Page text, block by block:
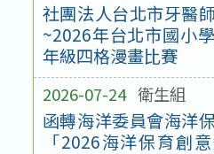
社團法人台北市牙醫
~2026年台北市國小
年級四格漫畫比賽
2026-07-24 衛生組
函轉海洋委員會海洋
「2026海洋保育創